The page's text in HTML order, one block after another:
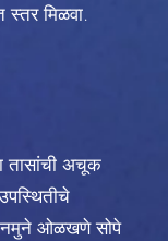
स्तर मिळवा.
तासांची अचूक
नमुने ओळखणे सोपे